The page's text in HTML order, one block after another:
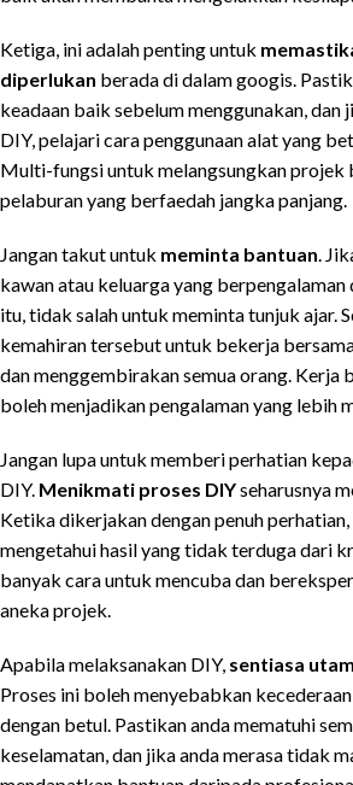
Ketiga, ini adalah penting untuk
diperlukan berada di dalam googis.
keadaan baik sebelum menggunakan, dan
DIY, pelajari cara penggunaan alat yang
Multi-fungsi untuk melangsungkan projek
pelaburan yang berfaedah jangka panjang.
Jangan takut untuk meminta bantuan .
kawan atau keluarga yang berpengalaman
itu, tidak salah untuk meminta tunjuk ajar.
kemahiran tersebut untuk bekerja
dan menggembirakan semua orang. Kerja
boleh menjadikan pengalaman yang lebih
Jangan lupa untuk memberi perhatian
DIY. Menikmati proses DIYseharusnya
Ketika dikerjakan dengan penuh
mengetahui hasil yang tidak terduga dari
banyak cara untuk mencuba dan
aneka projek.
Apabila melaksanakan DIY, sentiasa
Proses ini boleh menyebabkan
dengan betul. Pastikan anda mematuhi
keselamatan, dan jika anda merasa tidak